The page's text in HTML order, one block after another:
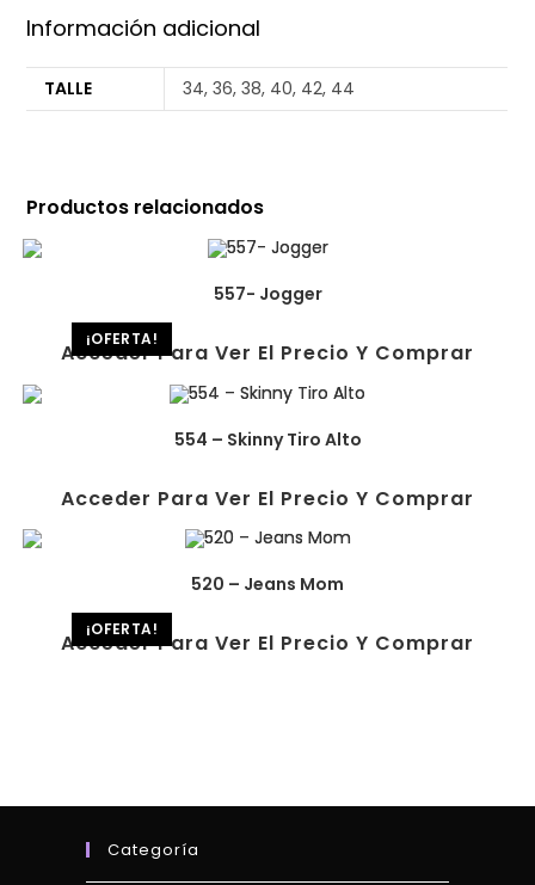
Información adicional
TALLE 34, 36, 38, 40, 42, 44
Productos relacionados
¡OFERTA!
557- Jogger
Acceder Para Ver El Precio Y Comprar
554 – Skinny Tiro Alto
Acceder Para Ver El Precio Y Comprar
¡OFERTA!
520 – Jeans Mom
Acceder Para Ver El Precio Y Comprar
Categoría